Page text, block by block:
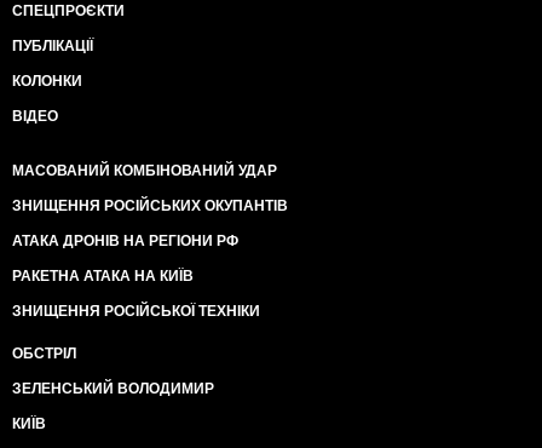
СПЕЦПРОЄКТИ
ПУБЛІКАЦІЇ
КОЛОНКИ
ВІДЕО
МАСОВАНИЙ КОМБІНОВАНИЙ УДАР
ЗНИЩЕННЯ РОСІЙСЬКИХ ОКУПАНТІВ
АТАКА ДРОНІВ НА РЕГІОНИ РФ
РАКЕТНА АТАКА НА КИЇВ
ЗНИЩЕННЯ РОСІЙСЬКОЇ ТЕХНІКИ
ОБСТРІЛ
ЗЕЛЕНСЬКИЙ ВОЛОДИМИР
КИЇВ